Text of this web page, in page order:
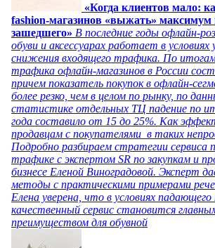
«Когда клиентов мало:
fashion-магазинов «выжать» максимум
зашедшего» В последние годы офлайн-
обуви и аксессуарах работает в условиях
снижения входящего трафика. По
трафика офлайн-магазинов в России
причем показатель покупок в офлайн-
более резко, чем в целом по рынку, по
статистике отдельных ТЦ падение по
года составило от 15 до 25%. Как
продавцам с покупателями в таких
Подробно разбираем стратегии сервиса
трафике с экспертом SR по закупкам и
бизнесе Еленой Виноградовой. Эксперт
методы с практическими примерами
Елена уверена, что в условиях
качественный сервис становится
преимуществом для обувной